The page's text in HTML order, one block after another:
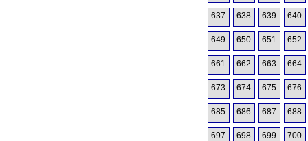
637 638 639 640
649 650 651 652
661 662 663 664
673 674 675 676
685 686 687 688
697 698 699 700